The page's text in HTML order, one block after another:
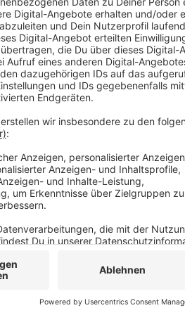
Zeugen, die Hinweise zu
gebeten, sich mit der Polizei
setzen.
Veröffentlicht:Donnerstag,